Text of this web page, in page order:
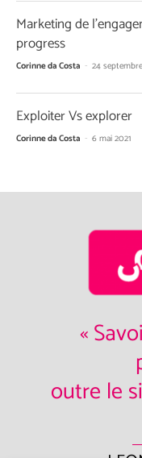
Marketing de
progress
Corinne da Costa - 24
Exploiter Vs explorer
Corinne da Costa - 6 mai 2021
«
outre le